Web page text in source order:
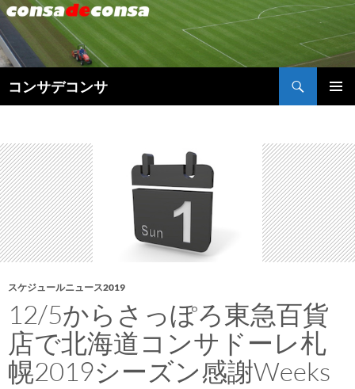
コンサデコンサ
索
ン
ツ
へ
ス
キ
ッ
プ
スケジュールニュース2019
12/5からさっぽろ東急百貨
店で北海道コンサドーレ札
幌2019シーズン感謝Weeks